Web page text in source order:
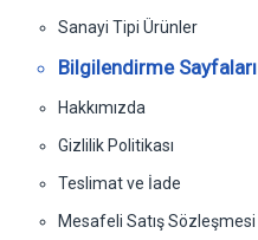
Sanayi Tipi Ürünler
Bilgilendirme Sayfaları
Hakkımızda
Gizlilik Politikası
Teslimat ve İade
Mesafeli Satış Sözleşmesi